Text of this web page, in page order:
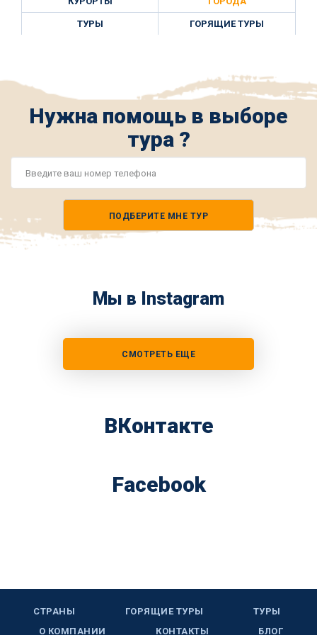
ТУРЫ ГОРЯЩИЕ ТУРЫ
Нужна помощь в выборе
тура ?
ПОДБЕРИТЕ МНЕ ТУР
Мы в Instagram
СМОТРЕТЬ ЕЩЕ
ВКонтакте
Facebook
СТРАНЫ ГОРЯЩИЕ ТУРЫ
ТУРЫ
О КОМПАНИИ
КОНТАКТЫ БЛОГ